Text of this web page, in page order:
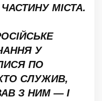
МІСТА.
У
ПО
СЛУЖИВ,
З НИМ — І